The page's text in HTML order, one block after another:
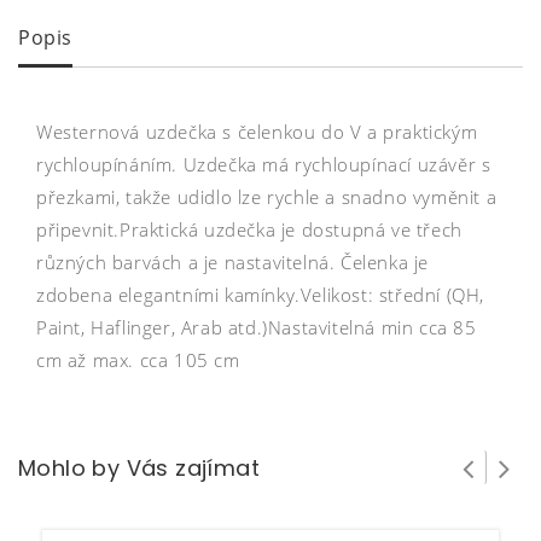
Popis
Westernová uzdečka s čelenkou do V a praktickým
rychloupínáním. Uzdečka má rychloupínací uzávěr s
přezkami, takže udidlo lze rychle a snadno vyměnit a
připevnit.Praktická uzdečka je dostupná ve třech
různých barvách a je nastavitelná. Čelenka je
zdobena elegantními kamínky.Velikost: střední (QH,
Paint, Haflinger, Arab atd.)Nastavitelná min cca 85
cm až max. cca 105 cm
Mohlo by Vás zajímat